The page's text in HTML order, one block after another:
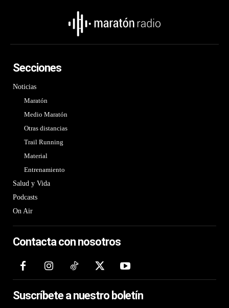
Secciones
Noticias
Maratón
Medio Maratón
Otras distancias
Trail Running
Material
Entrenamiento
Salud y Vida
Podcasts
On Air
Contacta con nosotros
Suscríbete a nuestro boletín